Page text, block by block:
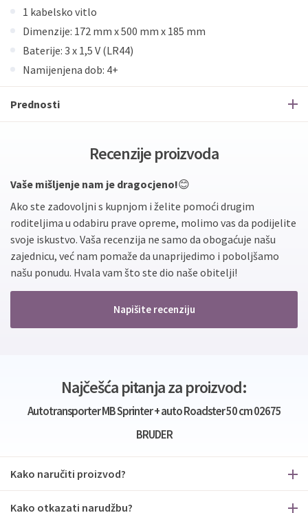
1 kabelsko vitlo
Dimenzije: 172 mm x 500 mm x 185 mm
Baterije: 3 x 1,5 V (LR44)
Namijenjena dob: 4+
Prednosti
Recenzije proizvoda
Vaše mišljenje nam je dragocjeno!😊
Ako ste zadovoljni s kupnjom i želite pomoći drugim
roditeljima u odabiru prave opreme, molimo vas da podijelite
svoje iskustvo. Vaša recenzija ne samo da obogaćuje našu
zajednicu, već nam pomaže da unaprijedimo i poboljšamo
našu ponudu. Hvala vam što ste dio naše obitelji!
Napišite recenziju
Najčešća pitanja za proizvod:
Autotransporter MB Sprinter + auto Roadster 50 cm 02675
BRUDER
Kako naručiti proizvod?
Kako otkazati narudžbu?